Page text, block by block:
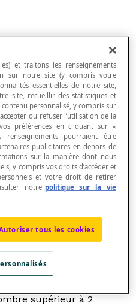
mais qu'on ne
Il correspond à un
de l'univers des
l'expression
d'évènement possible
consiste à lancer un dé
de 1 à 6, l'évènement
supérieur à 2
et traitons les renseignements
sur notre site (y compris votre
essentielles de notre site,
site, recueillir des statistiques et
personnalisé, y compris sur
ou refuser l’utilisation de la
préférences en cliquant sur «
renseignements pourraient être
publicitaires en dehors de
sur la manière dont nous
y compris vos droits d’accéder et
et votre droit de retirer
notre politique sur la vie
tous les cookies